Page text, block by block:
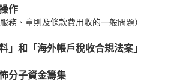
作
務、章則及條款費用收的一般問題）
」和「海外帳戶稅收合規法案」
分子資金籌集